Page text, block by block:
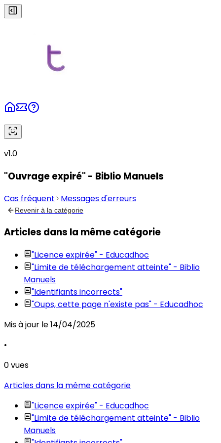
v1.0
"Ouvrage expiré" - Biblio Manuels
Cas fréquent Messages d'erreurs
Revenir à la catégorie
Articles dans la même catégorie
"Licence expirée" - Educadhoc
"Limite de téléchargement atteinte" - Biblio
Manuels
"Identifiants incorrects"
"Oups, cette page n'existe pas" - Educadhoc
Mis à jour le14/04/2025
•
0vues
Articles dans la même catégorie
"Licence expirée" - Educadhoc
"Limite de téléchargement atteinte" - Biblio
Manuels